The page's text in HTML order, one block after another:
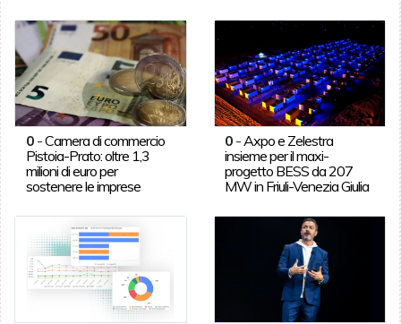
0-Camera di commercio
Pistoia-Prato: oltre 1,3
milioni di euro per
sostenere le imprese
0 - Axpo e Zelestra
insieme per il maxi-
progetto BESS da 207
MW in Friuli-Venezia Giulia